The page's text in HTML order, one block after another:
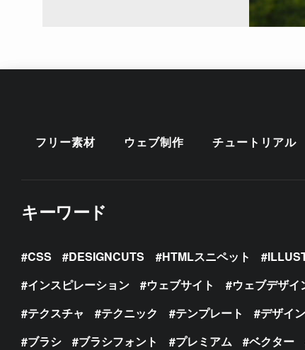
フリー素材 ウェブ制作 チュートリアル
キーワード
CSS DESIGNCUTS HTMLスニペット
インスピレーション
ウェブサイト ウェブデザイ
テクスチャ
テクニック テンプレート デザイ
ブラシ
ブラシフォント プレミアム ベクター